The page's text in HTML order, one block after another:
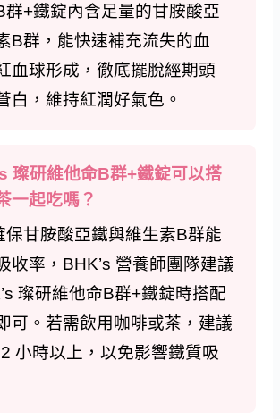
群+鐵錠內含足量的甘胺酸亞
B群，能快速補充流失的血
血球形成，徹底擺脫經期頭
白，維持紅潤好氣色。
璨研維他命B群+鐵錠可以搭
一起吃嗎？
保甘胺酸亞鐵與維生素B群能
收率，BHK’s 營養師團隊建議
璨研維他命B群+鐵錠時搭配
可。若需飲用咖啡或茶，建議
小時以上，以免影響鐵質吸